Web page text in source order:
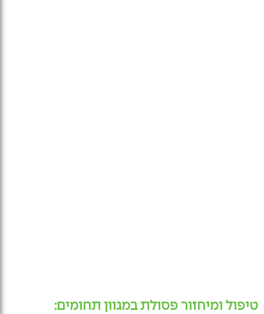
טיפול ומיחזור פסולת במגוון תחומים: